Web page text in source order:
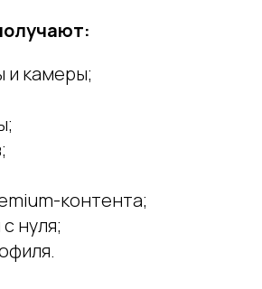
камеры;
контента;
нуля;